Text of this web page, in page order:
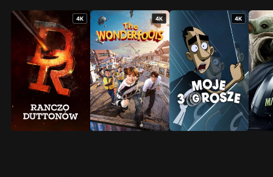
4K 4K 4K